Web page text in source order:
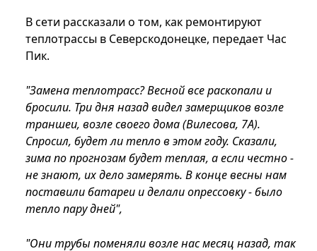
В сети рассказали о том, как ремонтируют
теплотрассы в Северскодонецке, передает Час
Пик.
"Замена теплотрасс? Весной все раскопали и
бросили. Три дня назад видел замерщиков возле
траншеи, возле своего дома (Вилесова, 7А).
Спросил, будет ли тепло в этом году. Сказали,
зима по прогнозам будет теплая, а если честно -
не знают, их дело замерять. В конце весны нам
поставили батареи и делали опрессовку - было
тепло пару дней",
"Они трубы поменяли возле нас месяц назад, так